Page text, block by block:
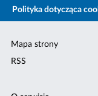
Polityka dotycząca
Mapa strony
RSS